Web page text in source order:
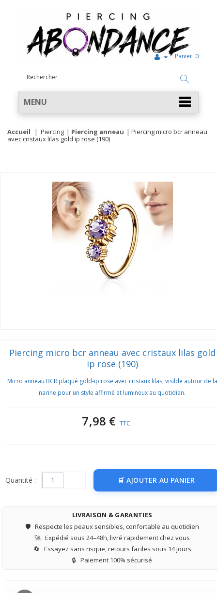
Panier: 0
MENU
Accueil Piercing Piercing anneau
Piercing micro bcr anneau
avec cristaux lilas gold ip rose (190)
Piercing micro bcr anneau avec cristaux lilas gold
ip rose (190)
Micro anneau BCR plaqué gold-ip rose avec cristaux lilas, visible autour de la
narine pour un style affirmé et lumineux au quotidien.
7,98 € TTC
Quantité : AJOUTER AU PANIER
LIVRAISON & GARANTIES
🛡️ Respecte les peaux sensibles, confortable au quotidien
🚀 Expédié sous 24–48h, livré rapidement chez vous
🔄 Essayez sans risque, retours faciles sous 14 jours
🔒 Paiement 100% sécurisé